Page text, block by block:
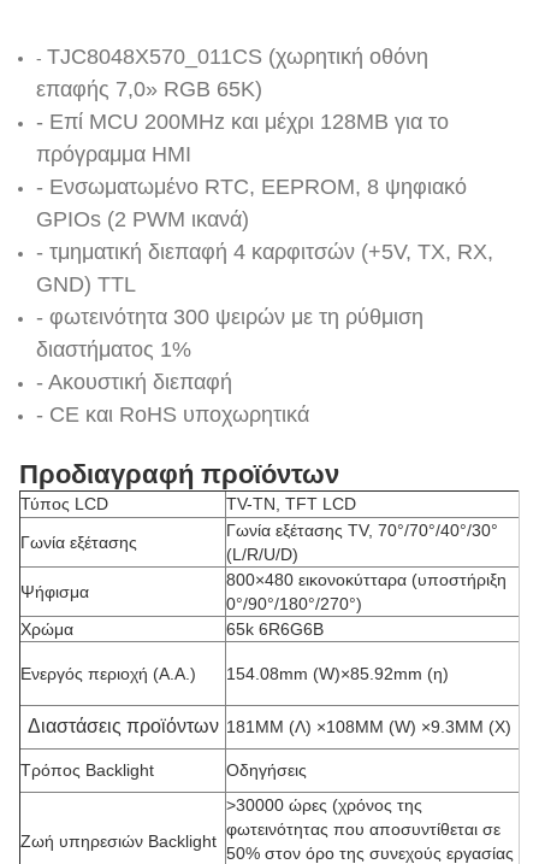
- TJC8048X570_011CS (χωρητική οθόνη
επαφής 7,0» RGB 65K)
- Επί MCU 200MHz και μέχρι 128MB για το
πρόγραμμα HMI
- Ενσωματωμένο RTC, EEPROM, 8 ψηφιακό
GPIOs (2 PWM ικανά)
- τμηματική διεπαφή 4 καρφιτσών (+5V, TX, RX,
GND) TTL
- φωτεινότητα 300 ψειρών με τη ρύθμιση
διαστήματος 1%
- Ακουστική διεπαφή
- CE και RoHS υποχωρητικά
Προδιαγραφή προϊόντων
Τύπος LCD
TV-TN, TFT LCD
Γωνία εξέτασης
Γωνία εξέτασης TV, 70°/70°/40°/30°
(L/R/U/D)
Ψήφισμα
800×480 εικονοκύτταρα (υποστήριξη
0°/90°/180°/270°)
Χρώμα
65k 6R6G6B
Ενεργός περιοχή (A.A.) 154.08mm (W)×85.92mm (η)
Διαστάσεις προϊόντων 181MM (Λ) ×108MM (W) ×9.3MM (Χ)
Τρόπος Backlight Οδηγήσεις
Ζωή υπηρεσιών Backlight
>30000 ώρες (χρόνος της
φωτεινότητας που αποσυντίθεται σε
50% στον όρο της συνεχούς εργασίας